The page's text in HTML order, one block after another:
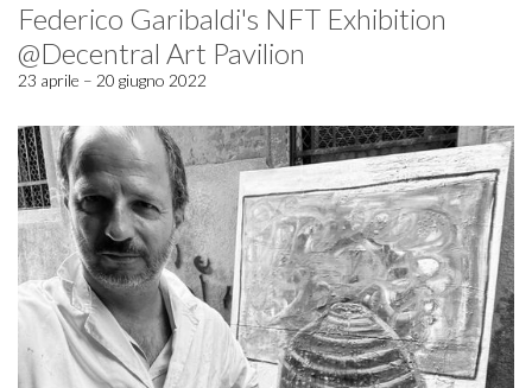
Federico Garibaldi's NFT Exhibition
@Decentral Art Pavilion
23 aprile – 20 giugno 2022